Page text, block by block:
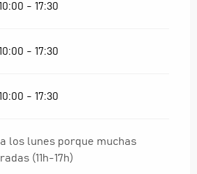
- 17:30
- 17:30
- 17:30
los lunes porque muchas
(11h-17h)